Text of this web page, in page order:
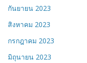
กันยายน 2023
สิงหาคม 2023
กรกฎาคม 2023
มิถุนายน 2023